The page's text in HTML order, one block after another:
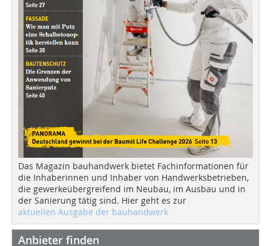
Das Magazin bauhandwerk bietet Fachinformationen für
die Inhaberinnen und Inhaber von Handwerksbetrieben,
die gewerkeübergreifend im Neubau, im Ausbau und in
der Sanierung tätig sind. Hier geht es zur
aktuellen Ausgabe der bauhandwerk
Anbieter finden